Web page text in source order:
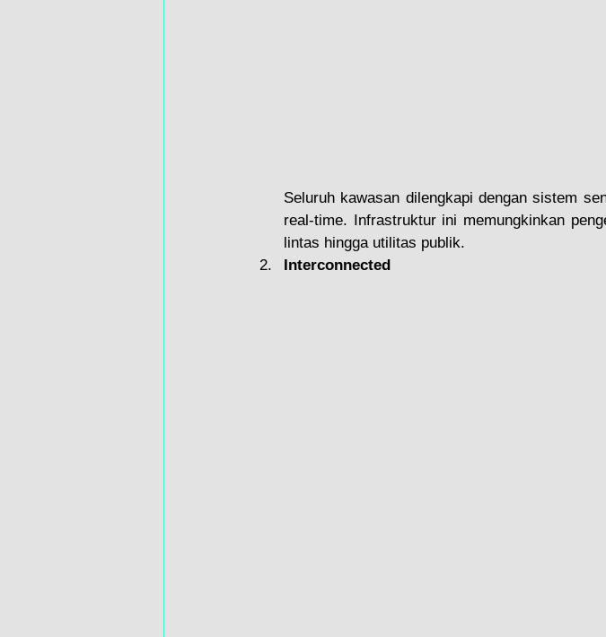
Seluruh kawasan dilengkapi dengan sistem
real-time. Infrastruktur ini memungkinkan
lintas hingga utilitas publik.
Interconnected